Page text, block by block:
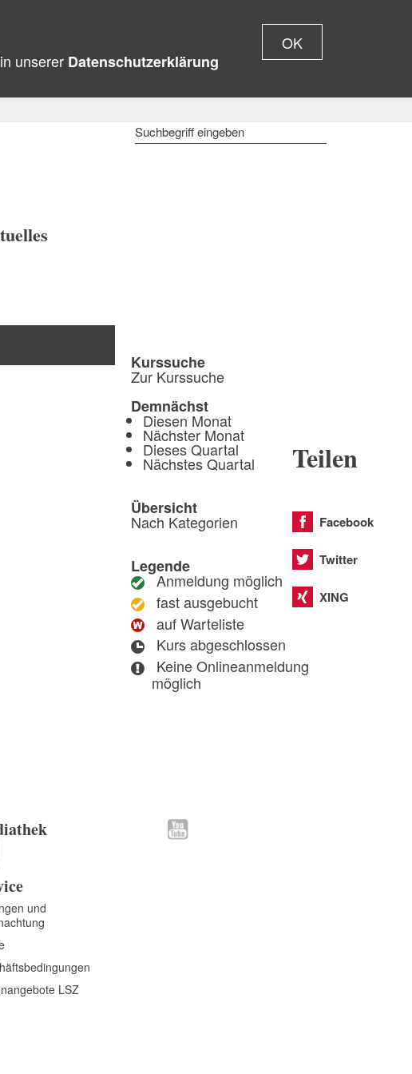
unserer Datenschutzerklärung
OK
SUCHBEGRIFF
Teilen
Facebook
Twitter
XING
Kurssuche
Zur Kurssuche
Demnächst
Diesen Monat
Nächster Monat
Dieses Quartal
Nächstes Quartal
Übersicht
Nach Kategorien
Legende
Anmeldung möglich
fast ausgebucht
auf Warteliste
Kurs abgeschlossen
Keine Onlineanmeldung
möglich
und
LSZ